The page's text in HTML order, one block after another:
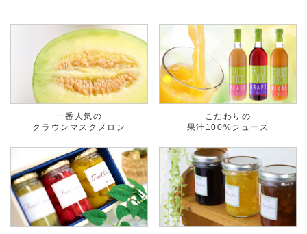
一番人気の
クラウンマスクメロン
こだわりの
果汁100%ジュース